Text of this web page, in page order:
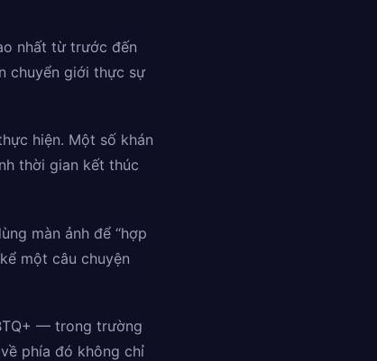
nhất từ trước đến
chuyển giới thực sự
hiện. Một số khán
thời gian kết thúc
màn ảnh để “hợp
một câu chuyện
— trong trường
phía đó không chỉ